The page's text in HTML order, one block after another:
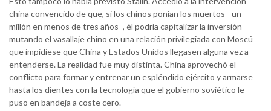
china convencido de que, si los chinos ponían los muertos –un
millón en menos de tres años–, él podría capitalizar la inversión
mutando el vasallaje chino en una relación privilegiada con Moscú
que impidiese que China y Estados Unidos llegasen alguna vez a
entenderse. La realidad fue muy distinta. China aprovechó el
conflicto para formar y entrenar un espléndido ejército y armarse
hasta los dientes con la tecnología que el gobierno soviético le
puso en bandeja a coste cero.